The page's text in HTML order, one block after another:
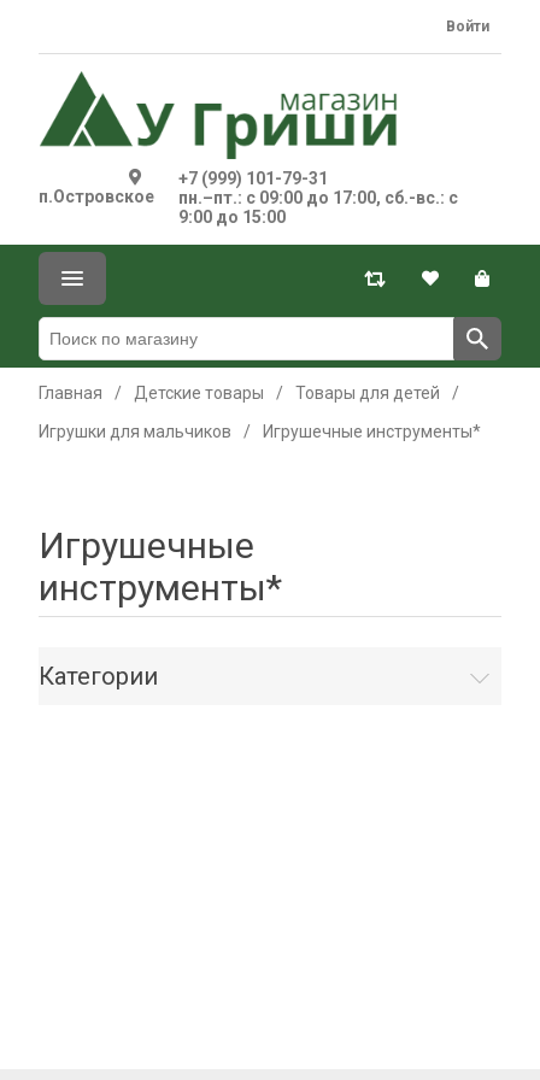
п.Островское
+7 (999) 101-79-31
пн.–пт.: с 09:00 до 17:00, сб.-вс.: с
9:00 до 15:00
Войти
Главная / Детские товары / Товары для детей
/
Игрушки для мальчиков
/ Игрушечные инструменты*
Игрушечные
инструменты*
Категории